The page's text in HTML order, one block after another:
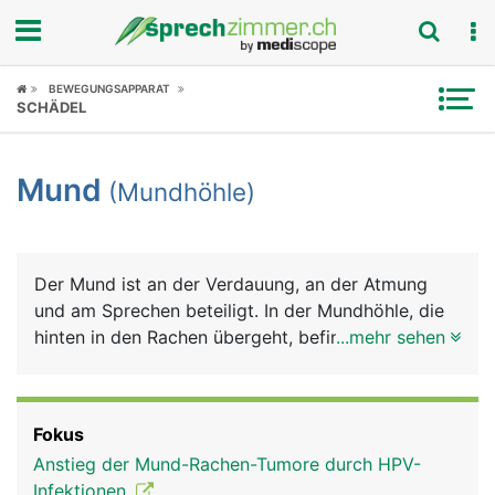
Fokus
Symptome
News
Rubriken
BEWEGUNGSAPPARAT
SCHÄDEL
Mund (Mundhöhle)
Der Mund ist an der Verdauung, an der Atmung
und am Sprechen beteiligt. In der Mundhöhle, die
hinten in den Rachen übergeht, befinden sich die
Speicheldrüsen und Schleimzellen der
Mundschleimhaut ständig feucht gehalten. Den
...mehr sehen
Fokus
Anstieg der Mund-Rachen-Tumore durch HPV-
Infektionen